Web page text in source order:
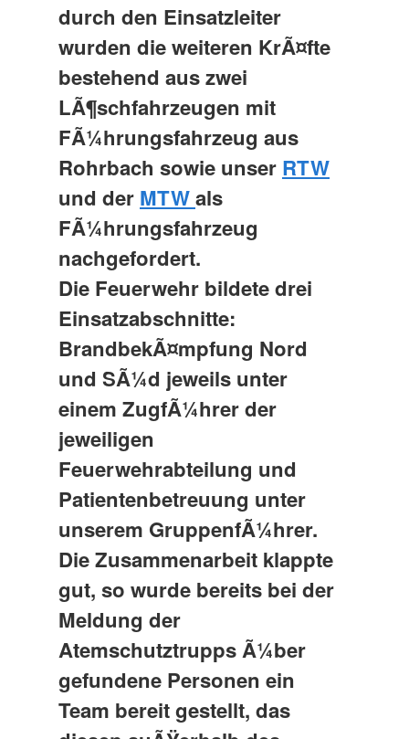
durch den Einsatzleiter
wurden die weiteren KrÃ¤fte
bestehend aus zwei
LÃ¶schfahrzeugen mit
FÃ¼hrungsfahrzeug aus
Rohrbach sowie unser RTW
und der MTWals
FÃ¼hrungsfahrzeug
nachgefordert.
Die Feuerwehr bildete drei
Einsatzabschnitte:
BrandbekÃ¤mpfung Nord
und SÃ¼d jeweils unter
einem ZugfÃ¼hrer der
jeweiligen
Feuerwehrabteilung und
Patientenbetreuung unter
unserem GruppenfÃ¼hrer.
Die Zusammenarbeit klappte
gut, so wurde bereits bei der
Meldung der
Atemschutztrupps Ã¼ber
gefundene Personen ein
Team bereit gestellt, das